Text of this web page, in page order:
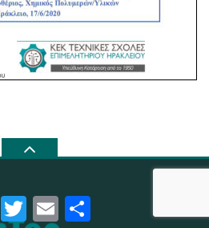
FacebookTwitterEmail